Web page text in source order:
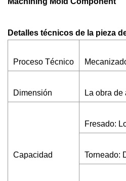
Detalles técnicos de la pieza
Proceso Técnico
Dimensión La obra
Capacidad
Fresado:
Torneado: